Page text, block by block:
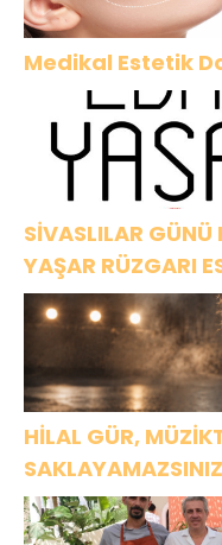
Medikal Estetik
SİVASLILAR
YAŞAR RÜZGARI
HİLAL GÜR,
SAKLAYAMAZSINIZ